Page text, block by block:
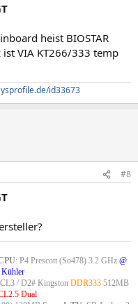
heist BIOSTAR
VIA KT266/333 temp
id33673
#8
: P4 Prescott (So478) 3.2 GHz @
Kühler
/ D2# Kingston DDR333512MB
Dual